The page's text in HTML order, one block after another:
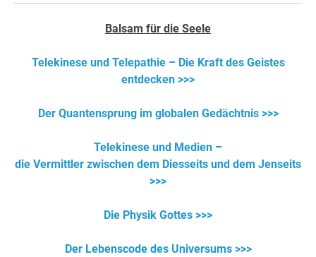
Balsam für die Seele
Telekinese und Telepathie – Die Kraft des Geistes
entdecken >>>
Der Quantensprung im globalen Gedächtnis >>>
Telekinese und Medien –
die Vermittler zwischen dem Diesseits und dem Jenseits
>>>
Die Physik Gottes >>>
Der Lebenscode des Universums >>>